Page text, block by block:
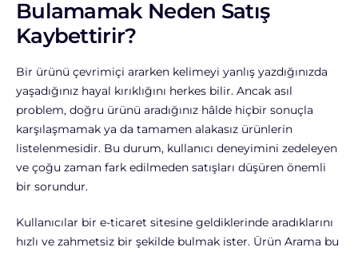
Bulamamak Neden Satış
Kaybettirir?
Bir ürünü çevrimiçi ararken kelimeyi yanlış yazdığınızda
yaşadığınız hayal kırıklığını herkes bilir. Ancak asıl
problem, doğru ürünü aradığınız hâlde hiçbir sonuçla
karşılaşmamak ya da tamamen alakasız ürünlerin
listelenmesidir. Bu durum, kullanıcı deneyimini zedeleyen
ve çoğu zaman fark edilmeden satışları düşüren önemli
bir sorundur.
Kullanıcılar bir e-ticaret sitesine geldiklerinde aradıklarını
hızlı ve zahmetsiz bir şekilde bulmak ister. Ürün Arama bu